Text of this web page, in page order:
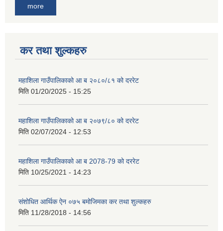
more
कर तथा शुल्कहरु
महाशिला गाउँपालिकाको आ ब २०८०/८१ को दररेट
मिति 01/20/2025 - 15:25
महाशिला गाउँपालिकाको आ ब २०७९/८० को दररेट
मिति 02/07/2024 - 12:53
महाशिला गाउँपालिकाको आ ब 2078-79 को दररेट
मिति 10/25/2021 - 14:23
संशोधित आर्थिक ऐन ०७५ बमोजिमका कर तथा शुल्कहरु
मिति 11/28/2018 - 14:56